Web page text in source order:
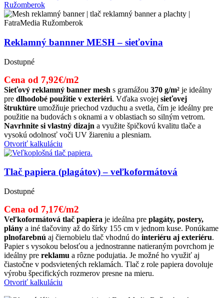
Reklamný bannner MESH – sieťovina
Dostupné
Cena od 7,92€/m2
Sieťový reklamný banner mesh s gramážou 370 g/m² je ideálny
pre dlhodobé použitie v exteriéri. Vďaka svojej sieťovej
štruktúre umožňuje priechod vzduchu a svetla, čím je ideálny pre
použitie na budovách s oknami a v oblastiach so silným vetrom.
Navrhnite si vlastný dizajn a využite špičkovú kvalitu tlače a
vysokú odolnosť voči UV žiareniu a plesniam.
Otvoriť kalkuláciu
Tlač papiera (plagátov) – veľkoformátová
Dostupné
Cena od 7,17€/m2
Veľkoformátová tlač papiera je ideálna pre plagáty, postery,
plány a iné tlačoviny až do šírky 155 cm v jednom kuse. Ponúkame
plnofarebnú aj čiernobielu tlač vhodnú do interiéru aj exteriéru.
Papier s vysokou belosťou a jednostranne natieraným povrchom je
ideálny pre reklamu a rôzne podujatia. Je možné ho využiť aj
čiastočne v podsvietených reklamách. Tlač z role papiera dovoluje
výrobu špecifických rozmerov presne na mieru.
Otvoriť kalkuláciu